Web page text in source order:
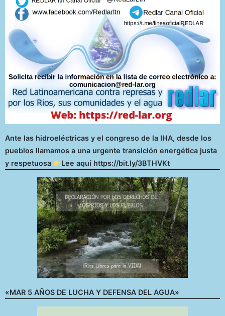
Ante las hidroeléctricas y el congreso de la IHA, desde los
pueblos llamamos a una urgente transición energética justa
y respetuosa
Lee aquí https://bit.ly/3BTHVKt
«MAR 5 AÑOS DE LUCHA Y DEFENSA DEL AGUA»